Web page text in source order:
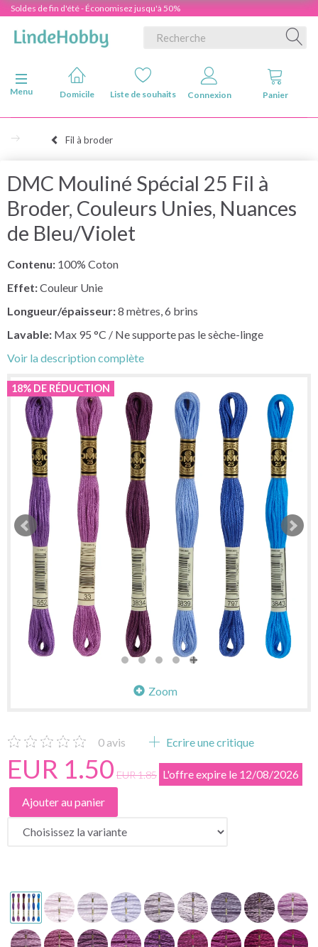
Soldes de fin d'été - Économisez jusqu'à 50%
Basculer la navigation
Menu
Domicile Liste de souhaits Connexion Panier
Fil à broder
DMC Mouliné Spécial 25 Fil à
Broder, Couleurs Unies, Nuances
de Bleu/Violet
Contenu: 100% Coton
Effet:Couleur Unie
Longueur/épaisseur:8 mètres, 6 brins
Lavable: Max 95 °C / Ne supporte pas le sèche-linge
Voir la description complète
18% DE RÉDUCTION
Zoom
0 avis Ecrire une critique
EUR 1.50 EUR 1.85 L'offre expire le 12/08/2026
Ajouter au panier